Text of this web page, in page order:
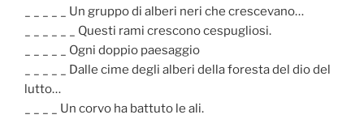
_ _ _ _ _ Un gruppo di alberi neri che crescevano…
_ _ _ _ _ _ Questi rami crescono cespugliosi.
_ _ _ _ _ Ogni doppio paesaggio
_ _ _ _ _ Dalle cime degli alberi della foresta del dio del
lutto…
_ _ _ _ Un corvo ha battuto le ali.